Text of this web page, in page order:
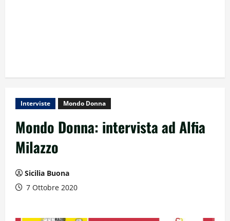
Interviste Mondo Donna
Mondo Donna: intervista ad Alfia
Milazzo
Sicilia Buona
7 Ottobre 2020